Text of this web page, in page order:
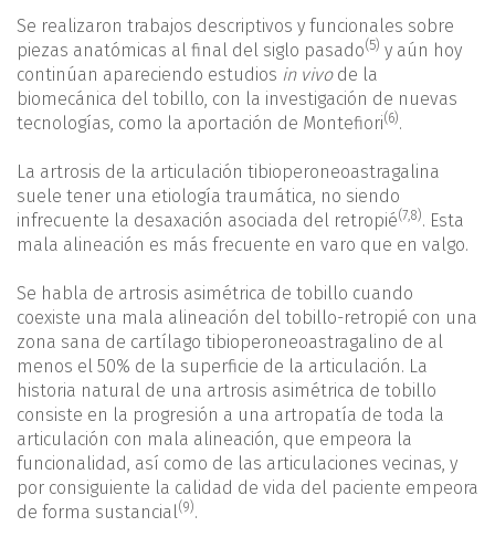
Se realizaron trabajos descriptivos y funcionales sobre
piezas anatómicas al final del siglo pasado(5) y aún hoy
continúan apareciendo estudios in vivode la
biomecánica del tobillo, con la investigación de nuevas
tecnologías, como la aportación de Montefiori(6).
La artrosis de la articulación tibioperoneoastragalina
suele tener una etiología traumática, no siendo
infrecuente la desaxación asociada del retropié(7,8). Esta
mala alineación es más frecuente en varo que en valgo.
Se habla de artrosis asimétrica de tobillo cuando
coexiste una mala alineación del tobillo-retropié con una
zona sana de cartílago tibioperoneoastragalino de al
menos el 50% de la superficie de la articulación. La
historia natural de una artrosis asimétrica de tobillo
consiste en la progresión a una artropatía de toda la
articulación con mala alineación, que empeora la
funcionalidad, así como de las articulaciones vecinas, y
por consiguiente la calidad de vida del paciente empeora
de forma sustancial(9).